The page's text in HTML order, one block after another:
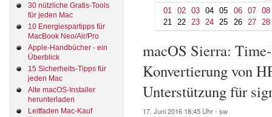
30 nützliche Gratis-Tools
für jeden Mac
10 Energiespartipps für
MacBook Neo/Air/Pro
Apple-Handbücher - ein
Überblick
15 Sicherheits-Tipps für
jeden Mac
Alte macOS-Installer
herunterladen
Leitfaden Mac-Kauf
01
02 03 04 05 06 07
08
21
22 23 24 25 26 27 28
macOS Sierra:
Konvertierung von
Unterstützung für
17. Juni 2016 18:45 Uhr - sw